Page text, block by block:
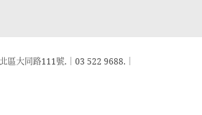
區大同路111號.│03 522 9688.│